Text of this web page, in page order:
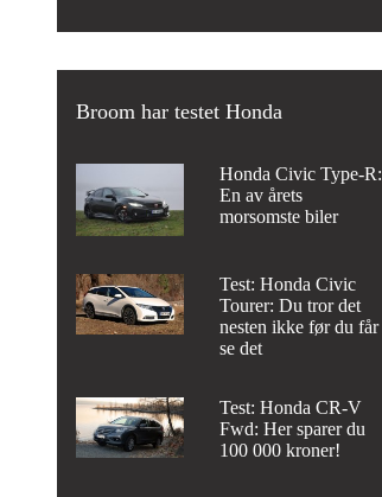
Broom har testet Honda
Honda Civic Type-R:
En av årets
morsomste biler
Test: Honda Civic
Tourer: Du tror det
nesten ikke før du får
se det
Test: Honda CR-V
Fwd: Her sparer du
100 000 kroner!